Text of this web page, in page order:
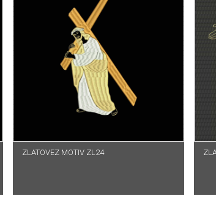
ZLATOVEZ MOTIV ZL24
PROČITAJ VIŠE